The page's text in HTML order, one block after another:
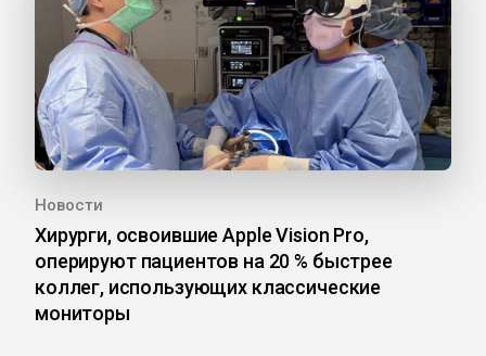
Новости
Хирурги, освоившие Apple Vision Pro,
оперируют пациентов на 20 % быстрее
коллег, использующих классические
мониторы